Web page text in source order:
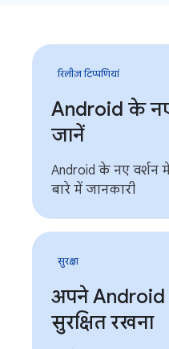
रिलीज़ टिप्पणियां
Android के
जानें
Android के नए वर्शन
बारे में जानकारी
सुरक्षा
अपने Android
सुरक्षित रखना